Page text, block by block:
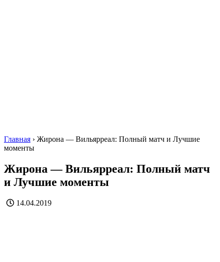
Главная › Жирона — Вильярреал: Полный матч и Лучшие
моменты
Жирона — Вильярреал: Полный матч
и Лучшие моменты
14.04.2019